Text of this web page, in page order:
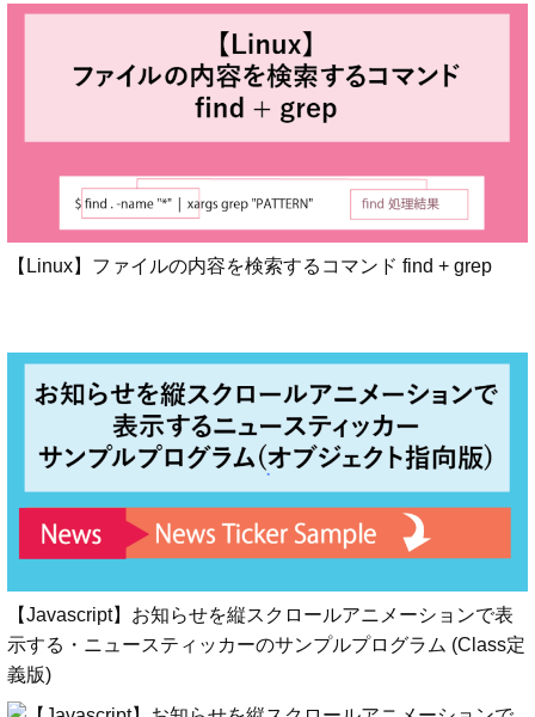
【Linux】ファイルの内容を検索するコマンド find + grep
【Javascript】お知らせを縦スクロールアニメーションで表
示する・ニュースティッカーのサンプルプログラム (Class定
義版)